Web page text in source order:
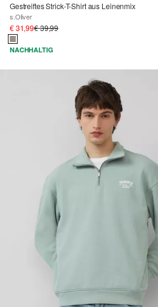
Gestreiftes Strick-T-Shirt aus Leinenmix
s.Oliver
€ 31,99€ 39,99
NACHHALTIG